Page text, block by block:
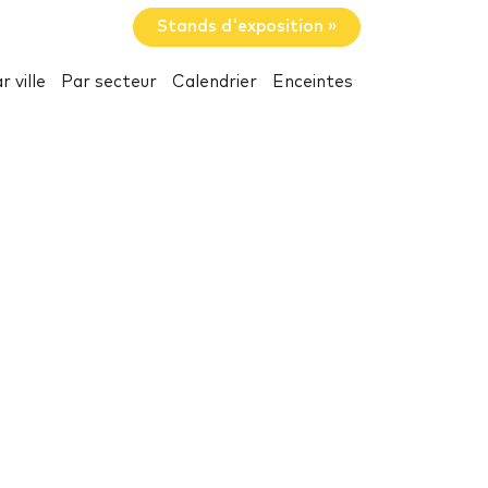
Stands d'exposition »
ville Par secteur Calendrier Enceintes